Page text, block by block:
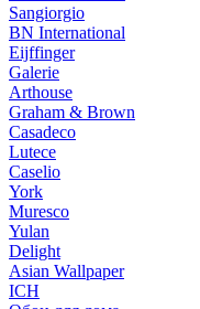
Sangiorgio
BN International
Eijffinger
Galerie
Arthouse
Graham & Brown
Casadeco
Lutece
Caselio
York
Muresco
Yulan
Delight
Asian Wallpaper
ICH